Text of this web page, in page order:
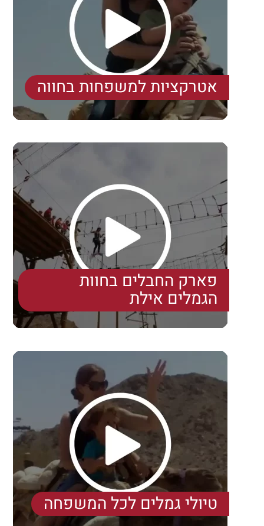
אטרקציות למשפחות בחווה
פארק החבלים בחוות
הגמלים אילת
טיולי גמלים לכל המשפחה